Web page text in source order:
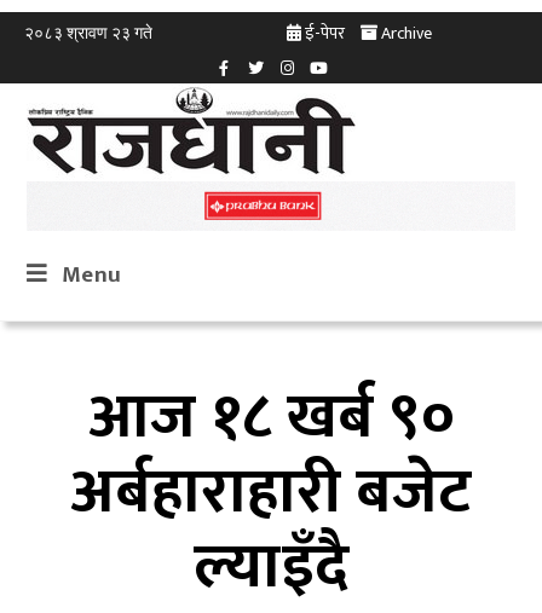
२०८३ श्रावण २३ गते ई-पेपर Archive
Menu
आज १८ खर्ब ९०
अर्बहाराहारी बजेट
ल्याइँदै